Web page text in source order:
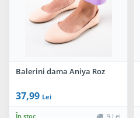
Balerini dama Aniya Roz
37,99 Lei
În stoc 9 Lei